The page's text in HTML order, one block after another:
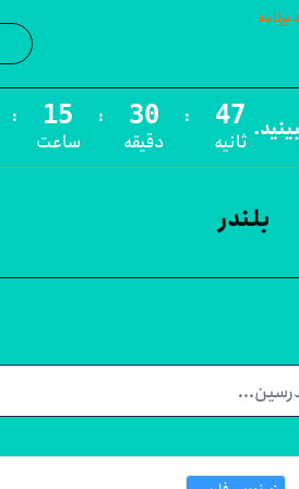
برنامه
:
ساعت
:
دقیقه
:
ثانیه
بلندر